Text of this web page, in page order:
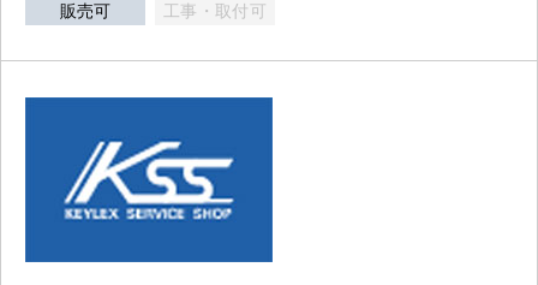
販売可 工事・取付可